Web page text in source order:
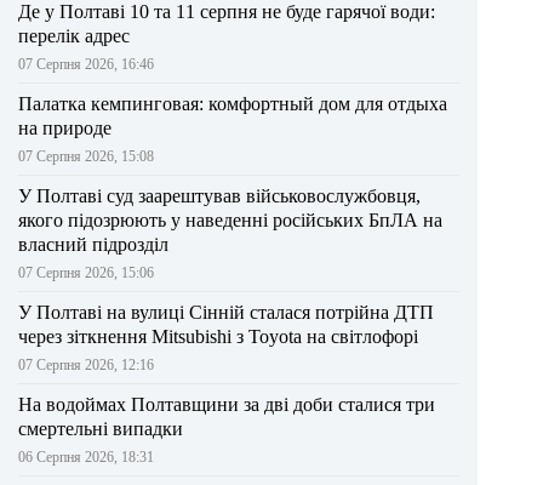
Де у Полтаві 10 та 11 серпня не буде гарячої води:
перелік адрес
07 Серпня 2026, 16:46
Палатка кемпинговая: комфортный дом для отдыха
на природе
07 Серпня 2026, 15:08
У Полтаві суд заарештував військовослужбовця,
якого підозрюють у наведенні російських БпЛА на
власний підрозділ
07 Серпня 2026, 15:06
У Полтаві на вулиці Сінній сталася потрійна ДТП
через зіткнення Mitsubishi з Toyota на світлофорі
07 Серпня 2026, 12:16
На водоймах Полтавщини за дві доби сталися три
смертельні випадки
06 Серпня 2026, 18:31